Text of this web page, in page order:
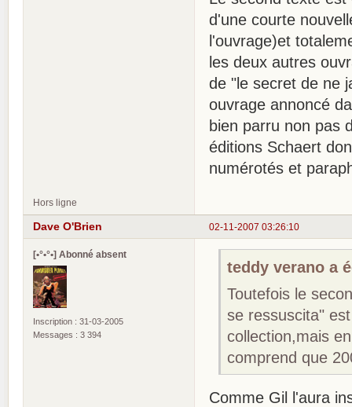
d'une courte
l'ouvrage)et
les deux autres
de "le secret de ne
ouvrage annoncé
bien parru non pas
éditions Schaert
numérotés et
Hors ligne
02-11-2007 03:26:10
Dave O'Brien
[•°•°•] Abonné absent
Inscription : 31-03-2005
Messages : 3 394
teddy verano a
Toutefois le
se ressuscita"
collection,mais
comprend que
Comme Gil l'aura